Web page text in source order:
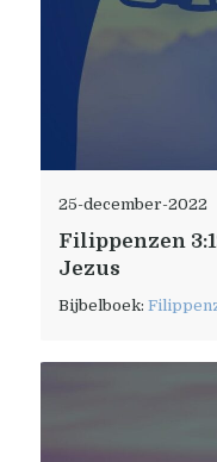
25-december-2022
Filippenzen
Jezus
Bijbelboek: